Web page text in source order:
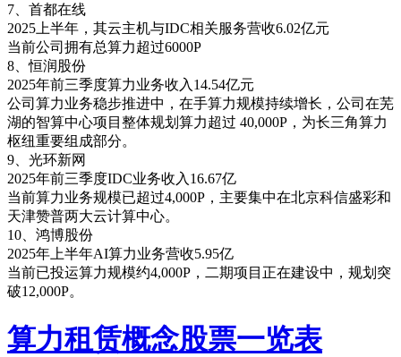
7、首都在线
2025上半年，其云主机与IDC相关服务营收6.02亿元
当前公司拥有总算力超过6000P
8、恒润股份
2025年前三季度算力业务收入14.54亿元
公司算力业务稳步推进中，在手算力规模持续增长，公司在芜
湖的智算中心项目整体规划算力超过 40,000P，为长三角算力
枢纽重要组成部分。
9、光环新网
2025年前三季度IDC业务收入16.67亿
当前算力业务规模已超过4,000P，主要集中在北京科信盛彩和
天津赞普两大云计算中心。
10、鸿博股份
2025年上半年AI算力业务营收5.95亿
当前已投运算力规模约4,000P，二期项目正在建设中，规划突
破12,000P。
算力租赁概念股票一览表